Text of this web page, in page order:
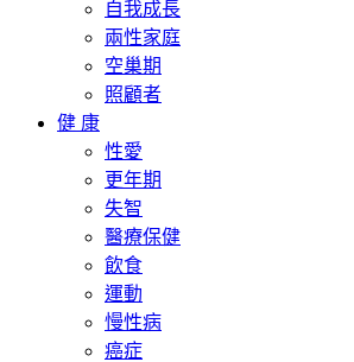
自我成長
兩性家庭
空巢期
照顧者
健 康
性愛
更年期
失智
醫療保健
飲食
運動
慢性病
癌症